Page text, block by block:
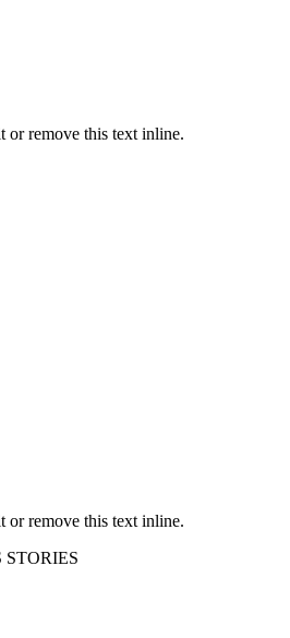
or remove this text inline.
or remove this text inline.